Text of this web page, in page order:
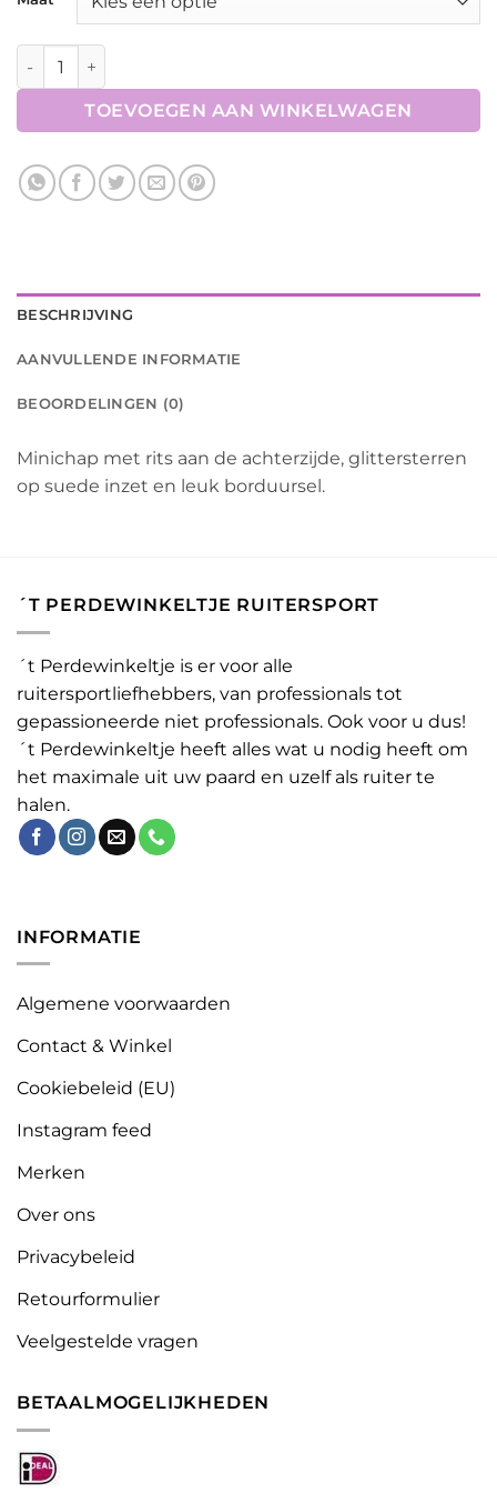
€26,95.€13,48.
Minichaps Diva aantal
TOEVOEGEN AAN WINKELWAGEN
BESCHRIJVING
AANVULLENDE INFORMATIE
BEOORDELINGEN (0)
Minichap met rits aan de achterzijde, glittersterren
op suede inzet en leuk borduursel.
´T PERDEWINKELTJE RUITERSPORT
´t Perdewinkeltje is er voor alle
ruitersportliefhebbers, van professionals tot
gepassioneerde niet professionals. Ook voor u dus!
´t Perdewinkeltje heeft alles wat u nodig heeft om
het maximale uit uw paard en uzelf als ruiter te
halen.
INFORMATIE
Algemene voorwaarden
Contact & Winkel
Cookiebeleid (EU)
Instagram feed
Merken
Over ons
Privacybeleid
Retourformulier
Veelgestelde vragen
BETAALMOGELIJKHEDEN